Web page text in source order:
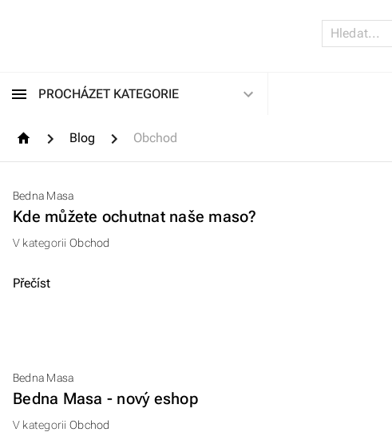
PROCHÁZET KATEGORIE
Blog Obchod
Bedna Masa
Kde můžete ochutnat naše maso?
V kategorii Obchod
Přečíst
Bedna Masa
Bedna Masa - nový eshop
V kategorii Obchod